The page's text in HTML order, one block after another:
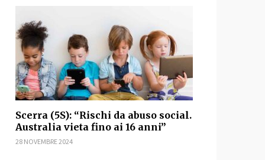
Scerra (5S): “Rischi da abuso social.
Australia vieta fino ai 16 anni”
28 NOVEMBRE 2024